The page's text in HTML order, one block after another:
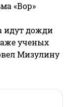
«Вор»
идут дожди
ученых
Мизулину